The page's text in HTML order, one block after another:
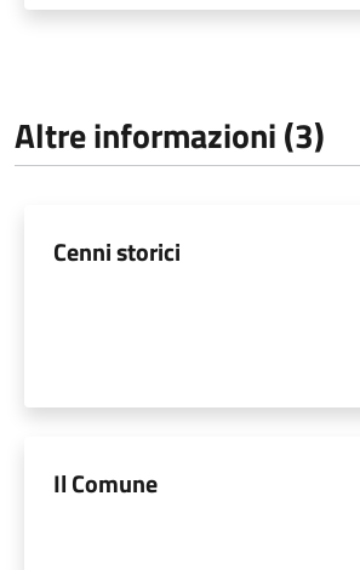
Altre informazioni (3)
Cenni storici
Il Comune